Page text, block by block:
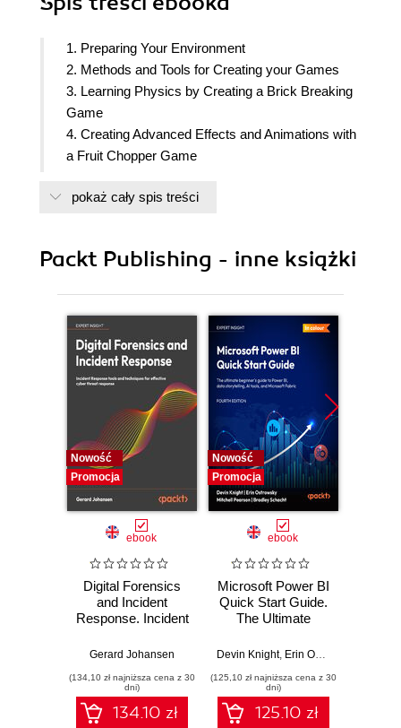
1. Preparing Your Environment
2. Methods and Tools for Creating your Games
3. Learning Physics by Creating a Brick Breaking
Game
4. Creating Advanced Effects and Animations with
a Fruit Chopper Game
and Complex Effects in an Endless Runner Game
8. iOS Debugging and Optimization
pokaż cały spis treści
Packt Publishing - inne książki
Nowość
Promocja
ebook
Digital Forensics
and Incident
Response. Incident
and techniques for
threat response -
Fourth Edition
Gerard Johansen
(134,10 zł najniższa cena z 30
dni)
134.10 zł
Nowość
Promocja
ebook
Microsoft Power BI
Quick Start Guide.
The Ultimate
to Power BI, Data
Tools, and
Microsoft Fabric -
Fourth Edition
Devin Knight, Erin Ostrowsky
(125,10 zł najniższa cena z 30
dni)
125.10 zł